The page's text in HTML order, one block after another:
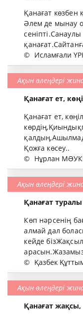
Қанағат көзбен
Әлем де мынау
© Исламғали
Ақын өлеңдері
Қанағат ет,
Қанағат ет,
Қожға көсеу..
© Нұрлан
Ақын өлеңдері
Қанағат
Көп нәрсенің
алмай дал
кейде
© Қазбек
Ақын өлеңдері
Қанағат жақсы,